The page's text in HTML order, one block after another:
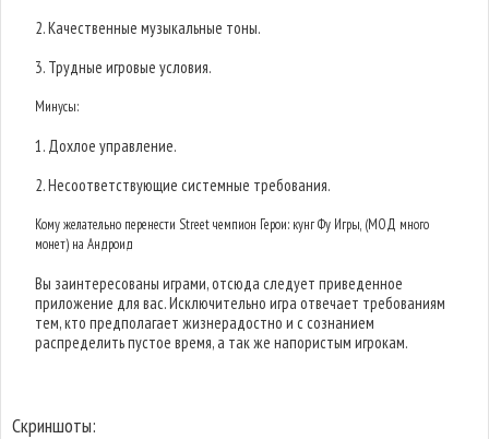
2. Качественные музыкальные тоны.
3. Трудные игровые условия.
Минусы:
1. Дохлое управление.
2. Несоответствующие системные требования.
Кому желательно перенести Street чемпион Герои: кунг Фу Игры, (МОД много
монет) на Андроид
Вы заинтересованы играми, отсюда следует приведенное
приложение для вас. Исключительно игра отвечает требованиям
тем, кто предполагает жизнерадостно и с сознанием
распределить пустое время, а так же напористым игрокам.
Скриншоты: